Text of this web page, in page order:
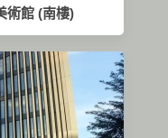
術館 (南樓)